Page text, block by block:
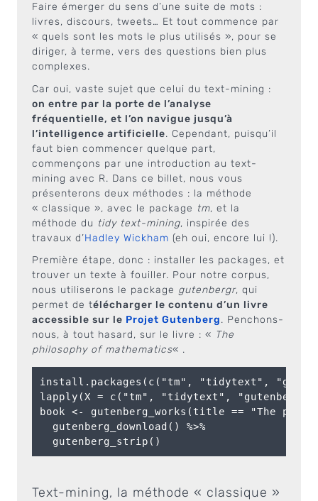
Faire émerger du sens d’une suite de mots :
livres, discours, tweets… Et tout commence par
« quels sont les mots le plus utilisés », pour se
diriger, à terme, vers des questions bien plus
complexes.
Car oui, vaste sujet que celui du text-mining :
on entre par la porte de l’analyse
fréquentielle, et l’on navigue jusqu’à
l’intelligence artificielle. Cependant, puisqu’il
faut bien commencer quelque part,
commençons par une introduction au text-
mining avec R. Dans ce billet, nous vous
présenterons deux méthodes : la méthode
« classique », avec le package tm, et la
méthode du tidy text-mining, inspirée des
travaux d’Hadley Wickham (eh oui, encore lui !).
Première étape, donc : installer les packages, et
trouver un texte à fouiller. Pour notre corpus,
nous utiliserons le package gutenbergr, qui
permet de télécharger le contenu d’un livre
accessible sur le Projet Gutenberg. Penchons-
nous, à tout hasard, sur le livre : « The
philosophy of mathematics« .
install.packages(c("tm", "tidytext",
lapply(X = c("tm", "tidytext",
book <- gutenberg_works(title == "The
  gutenberg_download() %>%
Text-mining, la méthode « classique »